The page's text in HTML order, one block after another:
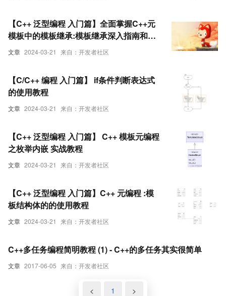
文章 2024-03-21 来自：开发者社区
【C++ 泛型编程 入门篇】全面掌握C++元
模板中的模板继承:模板继承深入指南和教
程
文章 2024-03-21 来自：开发者社区
【C/C++ 编程 入门篇】 if条件判断表达式
的使用教程
文章 2024-03-21 来自：开发者社区
【C++ 泛型编程 入门篇】 C++ 模板元编程
之枚举内嵌 实战教程
文章 2024-03-21 来自：开发者社区
【C++ 泛型编程 入门篇】C++ 元编程 :模
板结构体的的使用教程
文章 2017-06-05 来自：开发者社区
C++多任务编程简明教程 (1) - C++的多任务其实很简单
< 1 >